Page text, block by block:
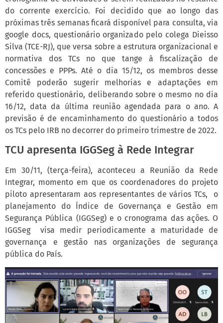
do corrente exercício. Foi decidido que ao longo das
próximas três semanas ficará disponível para consulta, via
google docs, questionário organizado pelo colega Dieisso
Silva (TCE-RJ), que versa sobre a estrutura organizacional e
normativa dos TCs no que tange à fiscalização de
concessões e PPPs. Até o dia 15/12, os membros desse
Comitê poderão sugerir melhorias e adaptações em
referido questionário, deliberando sobre o mesmo no dia
16/12, data da última reunião agendada para o ano. A
previsão é de encaminhamento do questionário a todos
os TCs pelo IRB no decorrer do primeiro trimestre de 2022.
TCU apresenta IGGSeg à Rede Integrar
Em 30/11, (terça-feira), aconteceu a Reunião da Rede
Integrar, momento em que os coordenadores do projeto
piloto apresentaram aos representantes de vários TCs, o
planejamento do Índice de Governança e Gestão em
Segurança Pública (IGGSeg) e o cronograma das ações. O
IGGSeg visa medir periodicamente a maturidade de
governança e gestão nas organizações de segurança
pública do País.